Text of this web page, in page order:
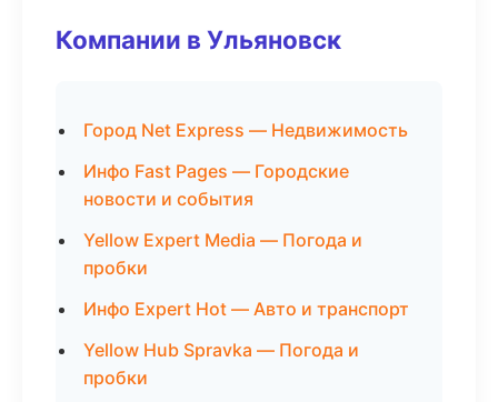
Компании в Ульяновск
Город Net Express — Недвижимость
Инфо Fast Pages — Городские
новости и события
Yellow Expert Media — Погода и
пробки
Инфо Expert Hot — Авто и транспорт
Yellow Hub Spravka — Погода и
пробки